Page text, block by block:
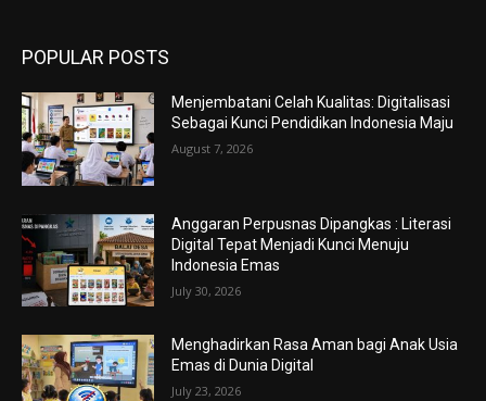
POPULAR POSTS
Menjembatani Celah Kualitas: Digitalisasi
Sebagai Kunci Pendidikan Indonesia Maju
August 7, 2026
Anggaran Perpusnas Dipangkas : Literasi
Digital Tepat Menjadi Kunci Menuju
Indonesia Emas
July 30, 2026
Menghadirkan Rasa Aman bagi Anak Usia
Emas di Dunia Digital
July 23, 2026